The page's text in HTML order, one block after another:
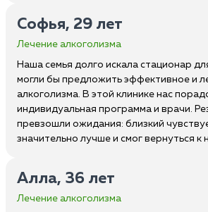
Софья, 29 лет
Лечение алкоголизма
Наша семья долго искала стационар
могли бы предложить эффективное и
алкоголизма. В этой клинике нас
индивидуальная программа и врачи.
превзошли ожидания: близкий
значительно лучше и смог вернуться к
Алла, 36 лет
Лечение алкоголизма